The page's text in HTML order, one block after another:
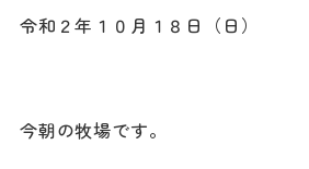
令和２年１０月１８日（日）
今朝の牧場です。